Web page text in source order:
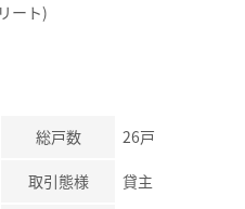
ート)
総戸数 26戸
取引態様 貸主